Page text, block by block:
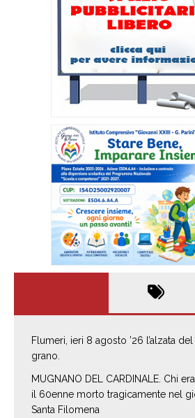
Flumeri, ieri 8 agosto ’26 l’alzata
grano.
MUGNANO DEL CARDINALE. Chi
il 60enne morto tragicamente nel
Santa Filomena